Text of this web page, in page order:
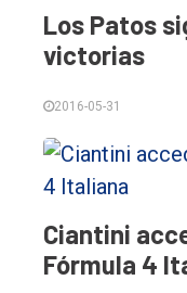
Entrevistas
Rural
Deportes
Fúnebres
Edición
Empresa
Nosotros
Los Patos
victorias
2016-05-31
Ciantini
Fórmula 4